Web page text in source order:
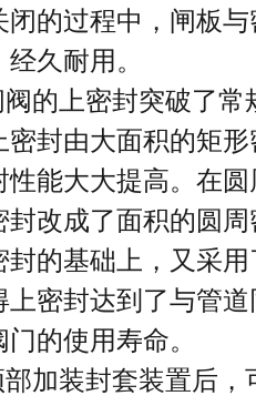
的过程中，闸板
久耐用。
的上密封突破了常
密封由大面积的矩
能大大提高。在
封改成了面积的圆
的基础上，又采
密封达到了与管
的使用寿命。
加装封套装置后，